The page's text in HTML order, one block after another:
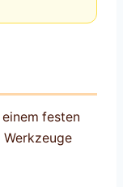
festen
Werkzeuge